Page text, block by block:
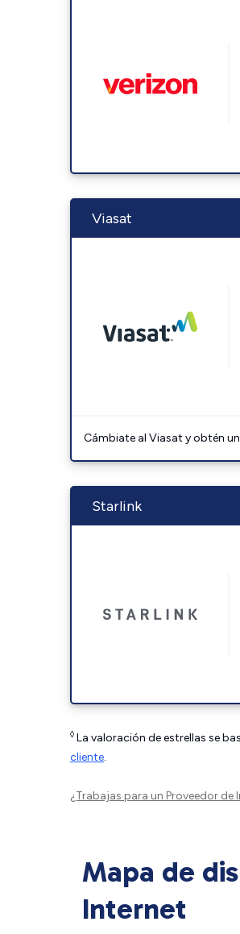
Viasat
Cámbiate al Viasat y obtén
Starlink
◊ La valoración de estrellas se
cliente.
¿Trabajas para un Proveedor de
Mapa de
Internet